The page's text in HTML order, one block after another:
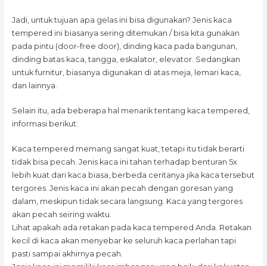
Jadi, untuk tujuan apa gelas ini bisa digunakan? Jenis kaca
tempered ini biasanya sering ditemukan / bisa kita gunakan
pada pintu (door-free door), dinding kaca pada bangunan,
dinding batas kaca, tangga, eskalator, elevator. Sedangkan
untuk furnitur, biasanya digunakan di atas meja, lemari kaca,
dan lainnya.
Selain itu, ada beberapa hal menarik tentang kaca tempered,
informasi berikut:
Kaca tempered memang sangat kuat, tetapi itu tidak berarti
tidak bisa pecah. Jenis kaca ini tahan terhadap benturan 5x
lebih kuat dari kaca biasa, berbeda ceritanya jika kaca tersebut
tergores. Jenis kaca ini akan pecah dengan goresan yang
dalam, meskipun tidak secara langsung. Kaca yang tergores
akan pecah seiring waktu.
Lihat apakah ada retakan pada kaca tempered Anda. Retakan
kecil di kaca akan menyebar ke seluruh kaca perlahan tapi
pasti sampai akhirnya pecah.